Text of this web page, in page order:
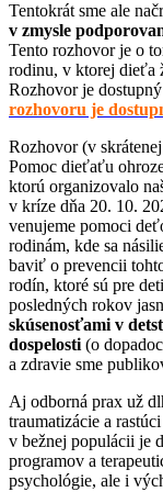
Tentokrát sme ale
v zmysle
Tento rozhovor je o
rodinu, v ktorej dieťa
Rozhovor je
rozhovoru je
Rozhovor (v
Pomoc dieťaťu
ktorú organizovalo
v kríze dňa 20. 10.
venujeme pomoci
rodinám, kde sa
baviť o prevencii
rodín, ktoré sú pre
posledných rokov
skúsenosťami v
dospelosti(o
a zdravie sme
Aj odborná prax už
traumatizácie a
v bežnej populácii je
programov a
psychológie, ale i